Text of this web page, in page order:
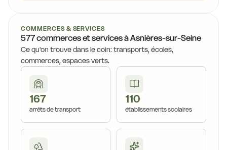
COMMERCES & SERVICES
577 commerces et services à Asnières-sur-Seine
Ce qu'on trouve dans le coin: transports, écoles,
commerces, espaces verts.
167
arrêts de transport
110
établissements scolaires